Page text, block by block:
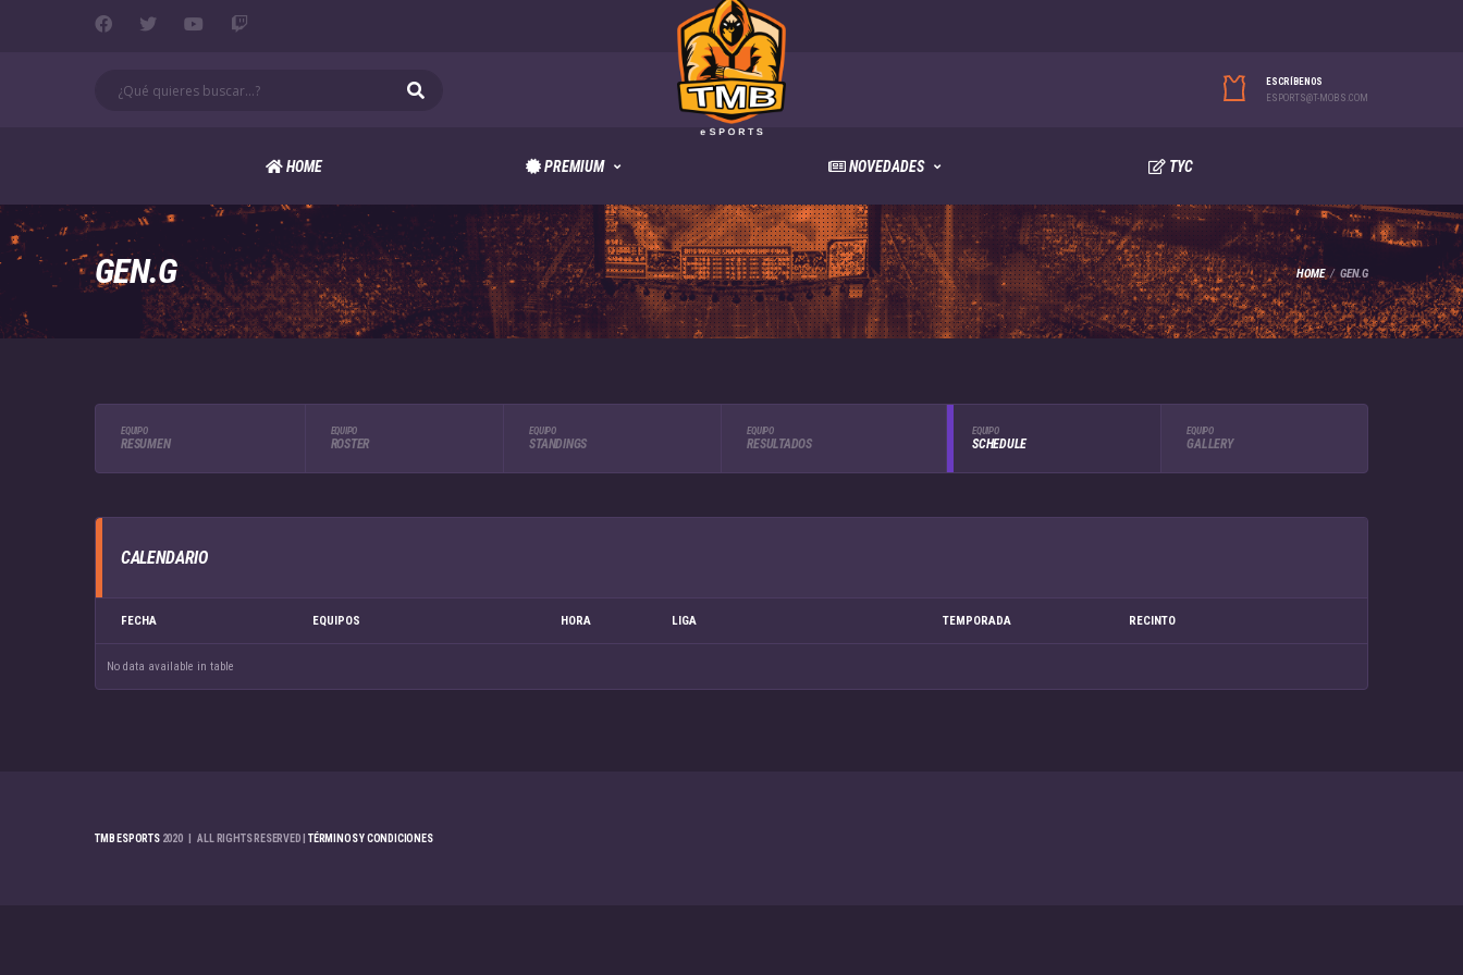
ESCRÍBENOS
ESPORTS@T-MOBS.COM
HOME PREMIUM NOVEDADES TYC
GEN.G HOME GEN.G
EQUIPO
RESUMEN
EQUIPO
ROSTER
EQUIPO
STANDINGS
EQUIPO
RESULTADOS
EQUIPO
SCHEDULE
EQUIPO
GALLERY
CALENDARIO
FECHA EQUIPOS HORA LIGA TEMPORADA RECINTO
No data available in table
TMB ESPORTS2020 | ALL RIGHTS RESERVED |TÉRMINOS Y CONDICIONES